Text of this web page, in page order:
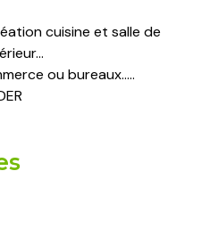
cuisine et salle de
ou bureaux.....